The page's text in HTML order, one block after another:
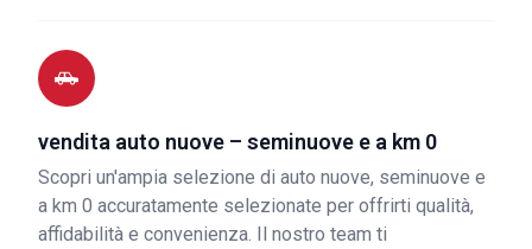
vendita auto nuove – seminuove e a km 0
Scopri un'ampia selezione di auto nuove, seminuove e
a km 0 accuratamente selezionate per offrirti qualità,
affidabilità e convenienza. Il nostro team ti